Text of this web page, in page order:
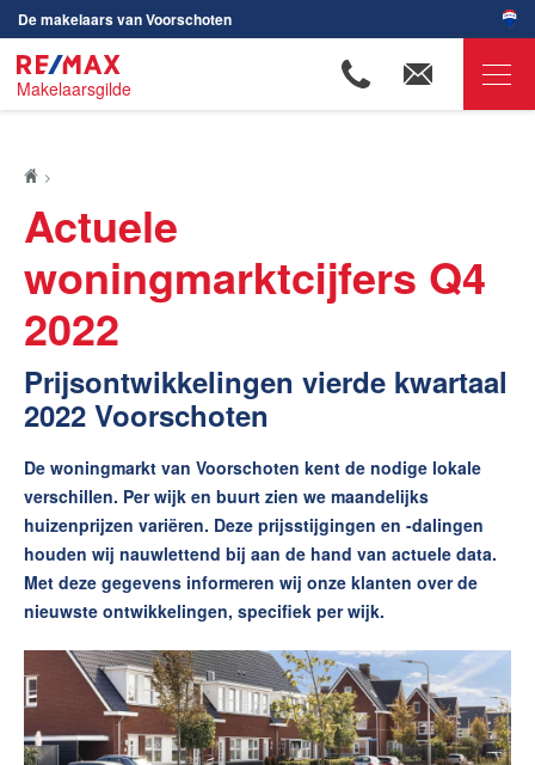
De makelaars van Voorschoten
Makelaarsgilde
Onze makelaars
Wijken in Voorschoten
Huis verkopen
Huis verhuren
Onze diensten
Contact
RE/MAX Makelaarsgilde
makelaarsgilde@remax.nl
Actuele
woningmarktcijfers Q4
2022
Prijsontwikkelingen vierde kwartaal
2022 Voorschoten
De woningmarkt van Voorschoten kent de nodige lokale
verschillen. Per wijk en buurt zien we maandelijks
huizenprijzen variëren. Deze prijsstijgingen en -dalingen
houden wij nauwlettend bij aan de hand van actuele data.
Met deze gegevens informeren wij onze klanten over de
nieuwste ontwikkelingen, specifiek per wijk.